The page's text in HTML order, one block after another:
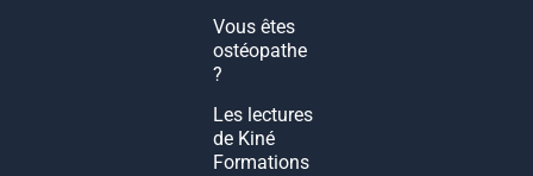
Vous êtes
ostéopathe
?
Les lectures
de Kiné
Formations